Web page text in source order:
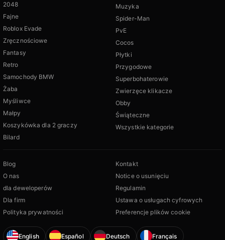
2048
Fajne
Roblox Evade
Zręcznościowe
Fantasy
Retro
Samochody BMW
Żaba
Myśliwce
Małpy
Koszykówka dla 2 graczy
Bilard
Muzyka
Spider-Man
PvE
Cocos
Płytki
Przygodowe
Superbohaterowie
Zwierzęce klikacze
Obby
Świąteczne
Wszystkie kategorie
Blog
O nas
dla deweloperów
Dla firm
Polityka prywatności
Kontakt
Notice o usunięciu
Regulamin
Ustawa o usługach cyfrowych
Preferencje plików cookie
English Español Deutsch Français